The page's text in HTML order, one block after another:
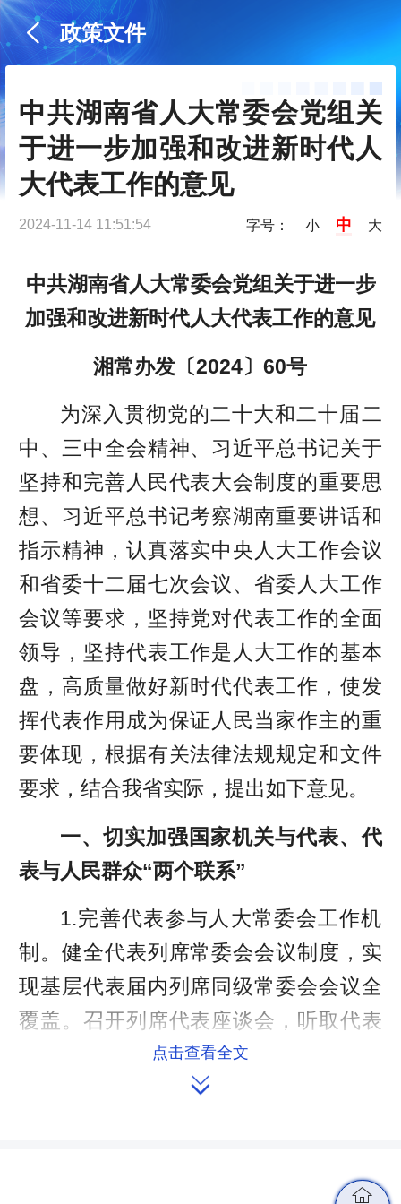
政策文件
中共湖南省人大常委会党组关
于进一步加强和改进新时代人
大代表工作的意见
2024-11-14 11:51:54 字号： 小 中 大
中共湖南省人大常委会党组关于进一步
加强和改进新时代人大代表工作的意见
湘常办发〔2024〕60号
为深入贯彻党的二十大和二十届二
中、三中全会精神、习近平总书记关于
坚持和完善人民代表大会制度的重要思
想、习近平总书记考察湖南重要讲话和
指示精神，认真落实中央人大工作会议
和省委十二届七次会议、省委人大工作
会议等要求，坚持党对代表工作的全面
领导，坚持代表工作是人大工作的基本
盘，高质量做好新时代代表工作，使发
挥代表作用成为保证人民当家作主的重
要体现，根据有关法律法规规定和文件
要求，结合我省实际，提出如下意见。
一、切实加强国家机关与代表、代
表与人民群众“两个联系”
1.完善代表参与人大常委会工作机
制。健全代表列席常委会会议制度，实
现基层代表届内列席同级常委会会议全
覆盖。召开列席代表座谈会，听取代表
深化代表对立法、监督工作的参
点击查看全文
